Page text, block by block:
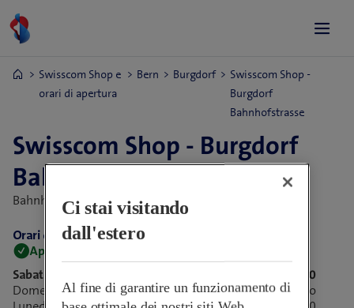
Swisscom Shop e
orari di apertura
Bern Burgdorf
Swisscom Shop -
Burgdorf
Bahnhofstrasse
Swisscom Shop - Burgdorf
Bahnhofstrasse
Bahnhofstrasse 15, 3400 Burgdorf, Svizzera
Orari di apertura:
Aperto adesso
Sabato
09:00-16:00
Domenica
Chiuso
Ci stai visitando
dall'estero
Al fine di garantire un funzionamento di